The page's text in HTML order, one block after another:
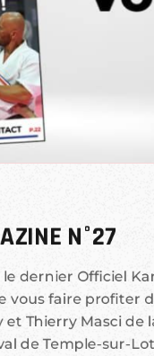
N°27
le dernier Officiel
vous faire profiter
et Thierry Masci
de Temple-sur-